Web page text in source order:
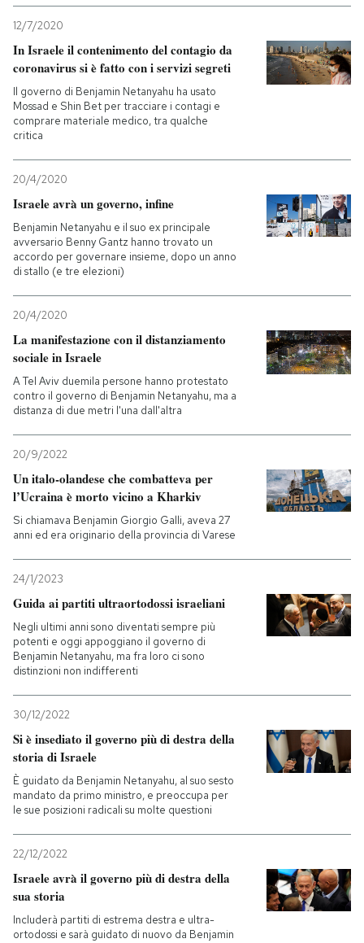
12/7/2020
In Israele il contenimento del contagio da
coronavirus si è fatto con i servizi segreti
Il governo di Benjamin Netanyahu ha usato
Mossad e Shin Bet per tracciare i contagi e
comprare materiale medico, tra qualche
critica
20/4/2020
Israele avrà un governo, infine
Benjamin Netanyahu e il suo ex principale
avversario Benny Gantz hanno trovato un
accordo per governare insieme, dopo un anno
di stallo (e tre elezioni)
20/4/2020
La manifestazione con il distanziamento
sociale in Israele
A Tel Aviv duemila persone hanno protestato
contro il governo di Benjamin Netanyahu, ma a
distanza di due metri l'una dall'altra
20/9/2022
Un italo-olandese che combatteva per
l’Ucraina è morto vicino a Kharkiv
Si chiamava Benjamin Giorgio Galli, aveva 27
anni ed era originario della provincia di Varese
24/1/2023
Guida ai partiti ultraortodossi israeliani
Negli ultimi anni sono diventati sempre più
potenti e oggi appoggiano il governo di
Benjamin Netanyahu, ma fra loro ci sono
distinzioni non indifferenti
30/12/2022
Si è insediato il governo più di destra della
storia di Israele
È guidato da Benjamin Netanyahu, al suo sesto
mandato da primo ministro, e preoccupa per
le sue posizioni radicali su molte questioni
22/12/2022
Israele avrà il governo più di destra della
sua storia
Includerà partiti di estrema destra e ultra-
ortodossi e sarà guidato di nuovo da Benjamin